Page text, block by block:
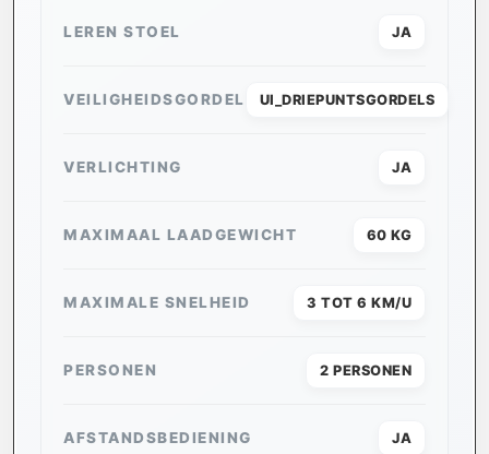
LEREN STOEL JA
VEILIGHEIDSGORDEL UI_DRIEPUNTSGORDELS
VERLICHTING JA
MAXIMAAL LAADGEWICHT 60 KG
MAXIMALE SNELHEID 3 TOT 6 KM/U
PERSONEN 2 PERSONEN
AFSTANDSBEDIENING JA